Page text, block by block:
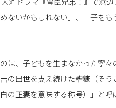
ないかもしれない」、「子を
は、子どもを生まなかった寧々
の出世を支え続けた糟糠（そ
の正妻を意味する称号）」と